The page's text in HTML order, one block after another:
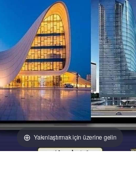
Yakınlaştırmak için üzerine gelin